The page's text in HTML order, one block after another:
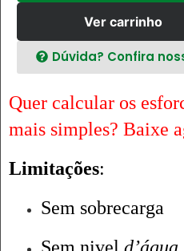
Ver carrinho
Dúvida? Confira
Quer calcular os
mais simples? Baixe
Limitações:
Sem sobrecarga
Sem nivel d’água